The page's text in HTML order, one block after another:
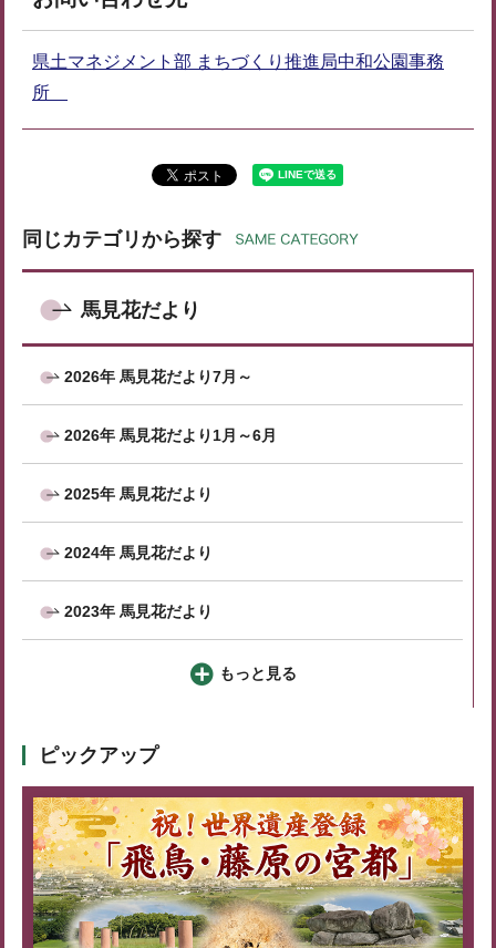
県土マネジメント部 まちづくり推進局中和公園事務
所
同じカテゴリから探す
馬見花だより
2026年 馬見花だより7月～
2026年 馬見花だより1月～6月
2025年 馬見花だより
2024年 馬見花だより
2023年 馬見花だより
もっと見る
ピックアップ